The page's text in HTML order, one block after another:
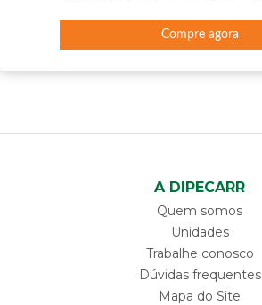
Compre agora
A DIPECARR
Quem somos
Unidades
Trabalhe conosco
Dúvidas frequentes
Mapa do Site